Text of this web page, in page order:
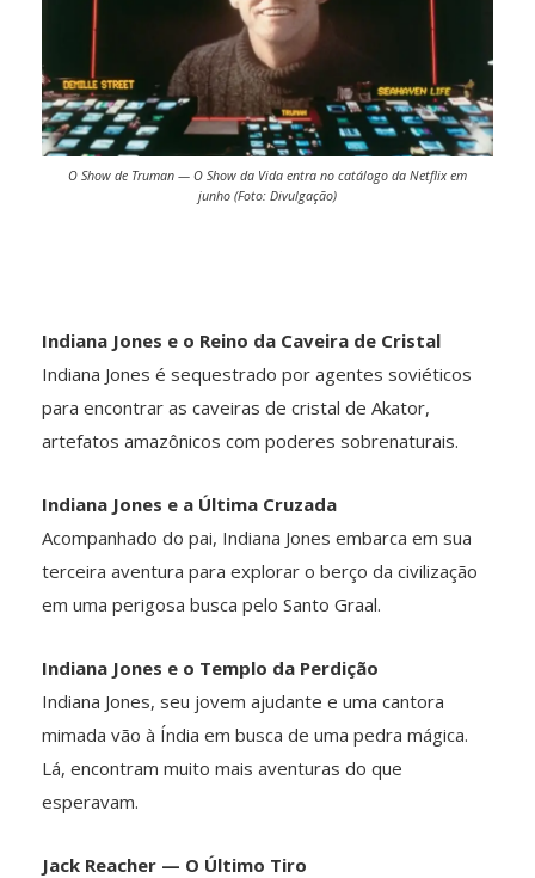
O Show de Truman — O Show da Vida entra no catálogo da Netflix em
junho (Foto: Divulgação)
Indiana Jones e o Reino da Caveira de Cristal
Indiana Jones é sequestrado por agentes soviéticos
para encontrar as caveiras de cristal de Akator,
artefatos amazônicos com poderes sobrenaturais.
Indiana Jones e a Última Cruzada
Acompanhado do pai, Indiana Jones embarca em sua
terceira aventura para explorar o berço da civilização
em uma perigosa busca pelo Santo Graal.
Indiana Jones e o Templo da Perdição
Indiana Jones, seu jovem ajudante e uma cantora
mimada vão à Índia em busca de uma pedra mágica.
Lá, encontram muito mais aventuras do que
esperavam.
Jack Reacher — O Último Tiro